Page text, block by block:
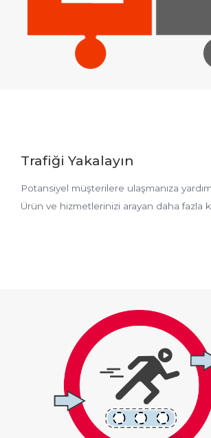
Trafiği Yakalayın
Potansiyel müşterilere ulaşmanıza
Ürün ve hizmetlerinizi arayan daha fazla